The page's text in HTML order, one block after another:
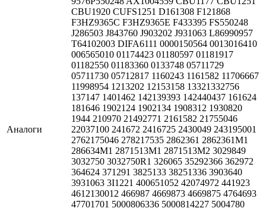
Аналоги
CBU1920 CUFS1251 D161308 F121868
F3HZ9365C F3HZ9365E F433395 FS550248
J286503 J843760 J903202 J931063 L86990957
T64102003 DIFA6111 0000150564 0013016410
006565010 01174423 01180597 01181917
01182550 01183360 0133748 05711729
05711730 05712817 1160243 1161582 11706667
11998954 1213202 12153158 13321332756
137147 1401462 142139393 142440437 161624
181646 1902124 1902134 1908312 1930820
1944 210970 21492771 2161582 21755046
22037100 241672 2416725 2430049 243195001
2762175046 278217535 2862361 2862361M1
286634M1 2871513M1 2871513M2 3029849
3032750 3032750R1 326065 35292366 362972
364624 371291 3825133 38251336 3903640
3931063 3I1221 400651052 42074972 441923
4612130012 466987 4669873 4669875 4764693
47701701 5000806336 5000814227 5004780